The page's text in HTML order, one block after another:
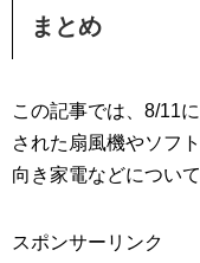
まとめ
この記事では、8/11
された扇風機やソフ
向き家電などについ
スポンサーリンク